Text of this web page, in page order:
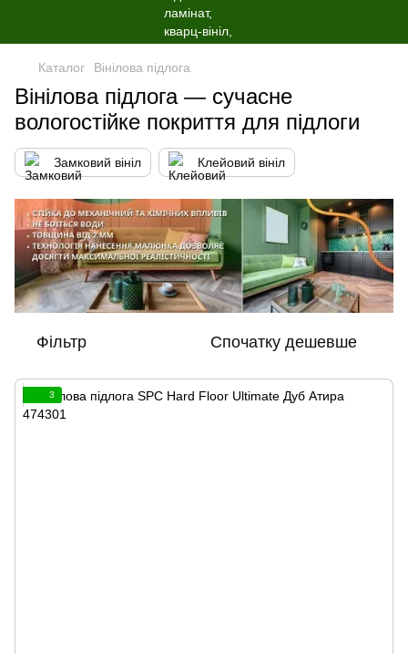
Каталог Вінілова пiдлога
Вінілова підлога — сучасне
вологостійке покриття для підлоги
Замковий вініл Клейовий вініл
Фільтр Спочатку дешевше
3